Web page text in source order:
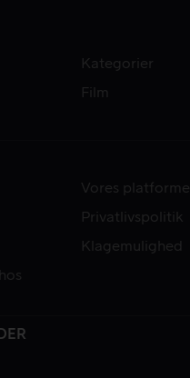
Kategorier
Film
Vores platforme
Privatlivspolitik
Klagemulighed